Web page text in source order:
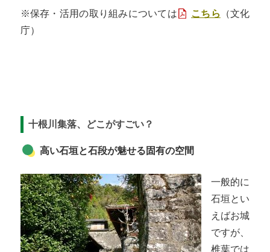
※保存・活用の取り組みについては こちら
（文化
庁）
十根川集落、どこがすごい？
高い石垣と石段が魅せる固有の空間
一般的に
石垣とい
えばお城
ですが、
椎葉では